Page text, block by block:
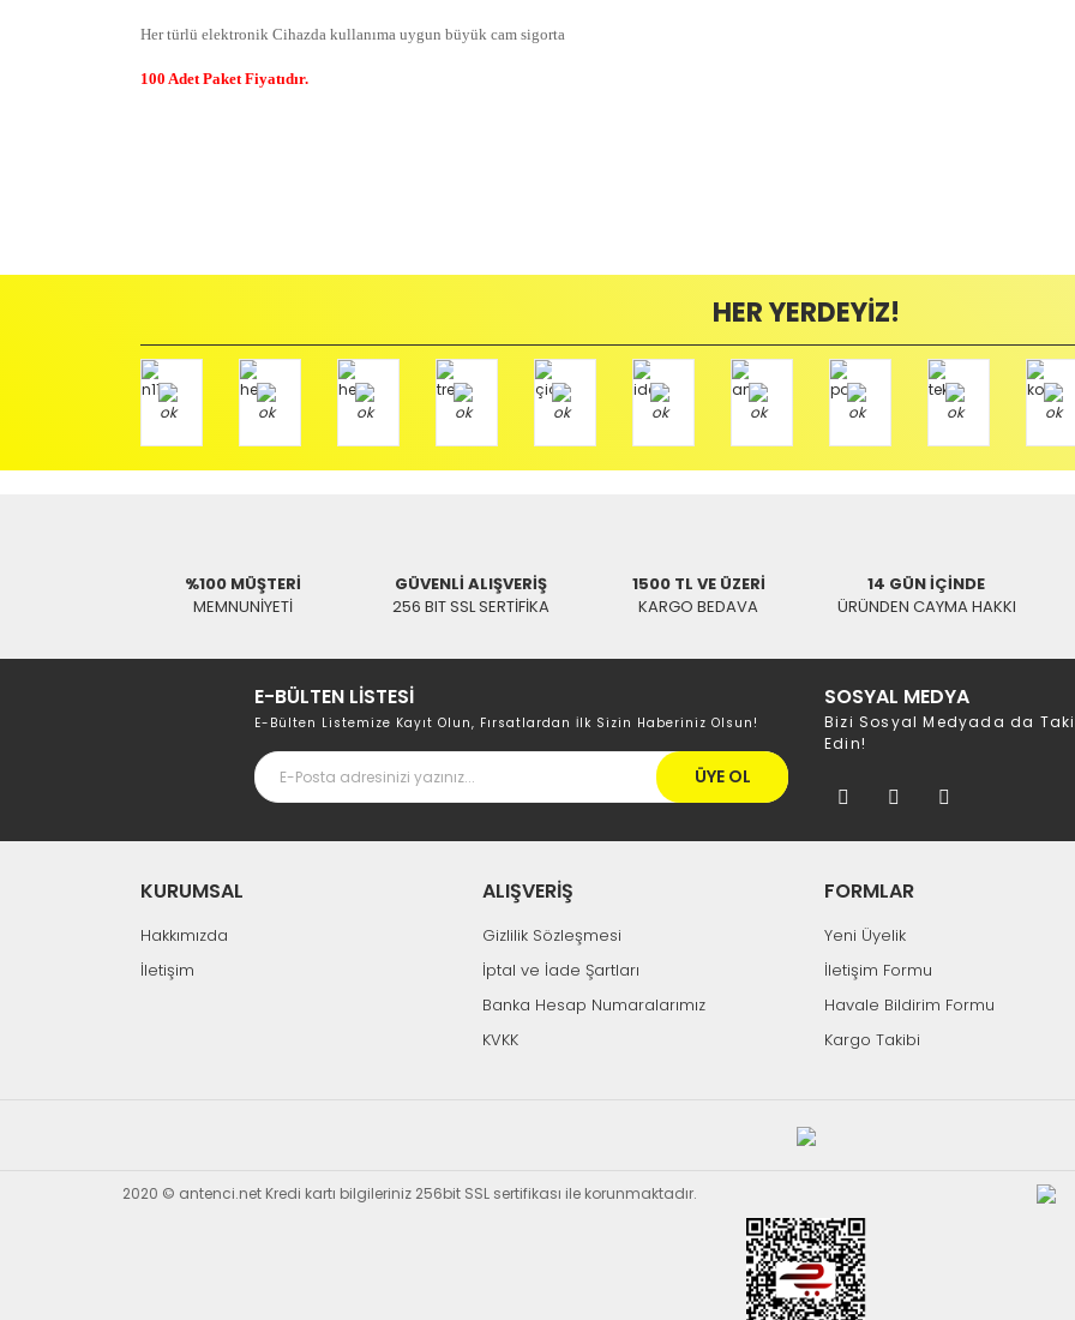
Her türlü elektronik Cihazda kullanıma uygun büyük cam sigorta
100 Adet Paket Fiyatıdır.
Yorum Yaz
gerekir.
ödemeli olarak göndermenizi rica ederiz.
Antenci Elektronik San.Tic.Ltd.Şti.
Adres : Akıncılar Mh. Pancar Arkası Sk. No:10/B2 KARESİ / BALIKESİR
Aras Kargo Anlaşma No : 152 294 193 1342
HER YERDEYİZ!
%100 MÜŞTERİ
MEMNUNİYETİ
GÜVENLİ ALIŞVERİŞ
256 BIT SSL SERTİFİKA
1500 TL VE ÜZERİ
KARGO BEDAVA
14 GÜN İÇİNDE
ÜRÜNDEN CAYMA HAKKI
E-BÜLTEN LİSTESİ
E-Bülten Listemize Kayıt Olun, Fırsatlardan İlk Sizin Haberiniz Olsun!
ÜYE OL
SOSYAL MEDYA
Bizi Sosyal Medyada da
Edin!
KURUMSAL
Hakkımızda
İletişim
ALIŞVERİŞ
Gizlilik Sözleşmesi
İptal ve İade Şartları
Banka Hesap Numaralarımız
KVKK
FORMLAR
Yeni Üyelik
İletişim Formu
Havale Bildirim Formu
Kargo Takibi
2020 © antenci.net Kredi kartı bilgileriniz 256bit SSL sertifikası ile korunmaktadır.